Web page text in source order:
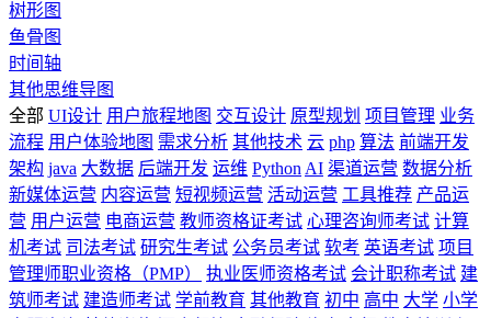
树形图
鱼骨图
时间轴
其他思维导图
全部 UI设计 用户旅程地图 交互设计 原型规划 项目管理 业务
流程 用户体验地图 需求分析 其他技术 云 php 算法 前端开发
架构 java 大数据 后端开发 运维 Python AI 渠道运营 数据分析
新媒体运营 内容运营 短视频运营 活动运营 工具推荐 产品运
营 用户运营 电商运营 教师资格证考试 心理咨询师考试 计算
机考试 司法考试 研究生考试 公务员考试 软考 英语考试 项目
管理师职业资格（PMP）
执业医师资格考试 会计职称考试 建
筑师考试 建造师考试 学前教育 其他教育 初中 高中 大学 小学